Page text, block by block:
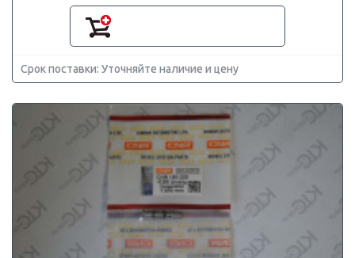
Срок поставки: Уточняйте наличие и цену